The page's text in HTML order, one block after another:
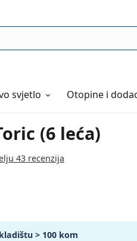
svjetlo Otopine i
(6 leća)
43 recenzija
> 100 kom